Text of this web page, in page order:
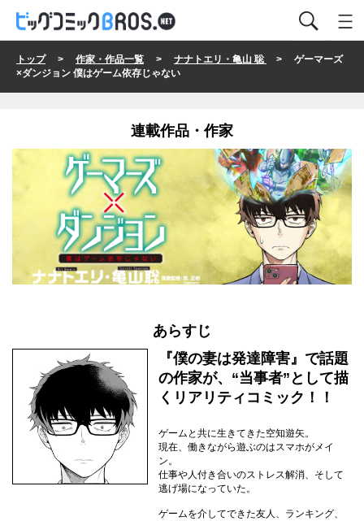
トップ> 作家・作品一覧 > ナナトエリ・亀山 聡
> ゲーマーズ
×ダンジョン 僕はゲーム依存じゃない
連載作品・作家
あらすじ
『僕の妻は発達障害』で話題
の作家が、“当事者”として描
くリアリティコミック！！
ゲームと共に生きてきた空知遊矢。
現在、働きながら遊ぶのはスマホがメイ
ン。
仕事や人付き合いのストレス解消、そして
逃げ場になっていた。
ゲームを介してできた友人、ランキング、